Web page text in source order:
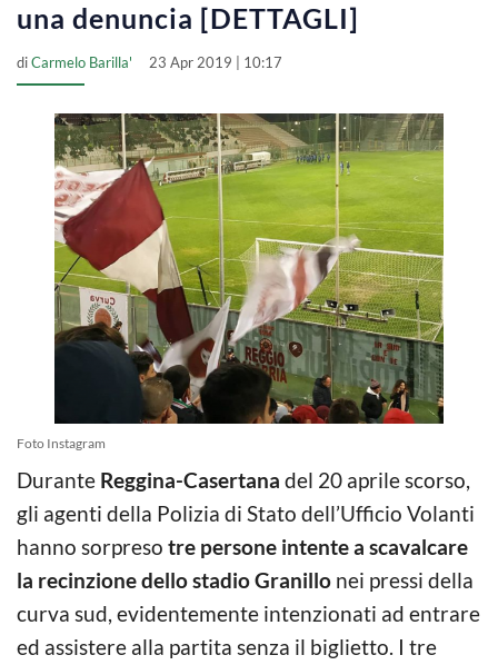
una denuncia [DETTAGLI]
diCarmelo Barilla' 23 Apr 2019 | 10:17
Foto Instagram
Durante Reggina-Casertana del 20 aprile scorso,
gli agenti della Polizia di Stato dell’Ufficio Volanti
hanno sorpreso tre persone intente a scavalcare
la recinzione dello stadio Granillo nei pressi della
curva sud, evidentemente intenzionati ad entrare
ed assistere alla partita senza il biglietto. I tre